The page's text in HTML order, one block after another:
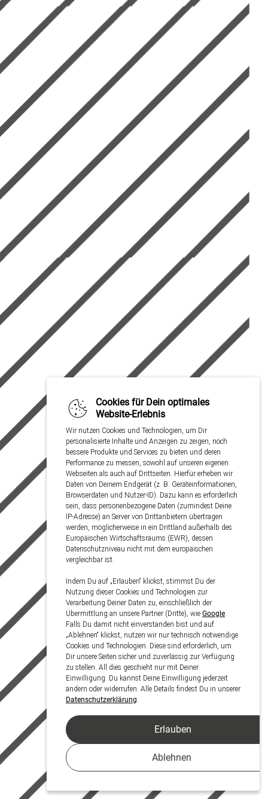
Cookies für Dein optimales
Website-Erlebnis
Wir nutzen Cookies und Technologien, um Dir
personalisierte Inhalte und Anzeigen zu zeigen, noch
bessere Produkte und Services zu bieten und deren
Performance zu messen, sowohl auf unseren eigenen
Webseiten als auch auf Drittseiten. Hierfür erheben wir
Daten von Deinem Endgerät (z. B. Geräteinformationen,
Browserdaten und Nutzer-ID). Dazu kann es erforderlich
sein, dass personenbezogene Daten (zumindest Deine
IP-Adresse) an Server von Drittanbietern übertragen
werden, möglicherweise in ein Drittland außerhalb des
Europäischen Wirtschaftsraums (EWR), dessen
Datenschutzniveau nicht mit dem europäischen
vergleichbar ist.
Indem Du auf „Erlauben“ klickst, stimmst Du der
Nutzung dieser Cookies und Technologien zur
Verarbeitung Deiner Daten zu, einschließlich der
Übermittlung an unsere Partner (Dritte), wie Google
Falls Du damit nicht einverstanden bist und auf
„Ablehnen“ klickst, nutzen wir nur technisch notwendige
Cookies und Technologien. Diese sind erforderlich, um
Dir unsere Seiten sicher und zuverlässig zur Verfügung
zu stellen. All dies geschieht nur mit Deiner
Einwilligung. Du kannst Deine Einwilligung jederzeit
ändern oder widerrufen. Alle Details findest Du in unserer
Datenschutzerklärung
Ablehnen
Erlauben